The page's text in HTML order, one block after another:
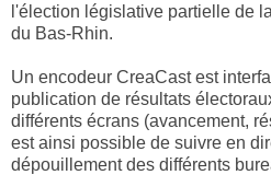
l'élection législative partielle de
du Bas-Rhin.
Un encodeur CreaCast est
publication de résultats
différents écrans (avancement,
est ainsi possible de suivre en
dépouillement des différents